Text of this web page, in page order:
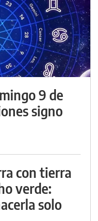
9 de
signo
con tierra
verde:
solo